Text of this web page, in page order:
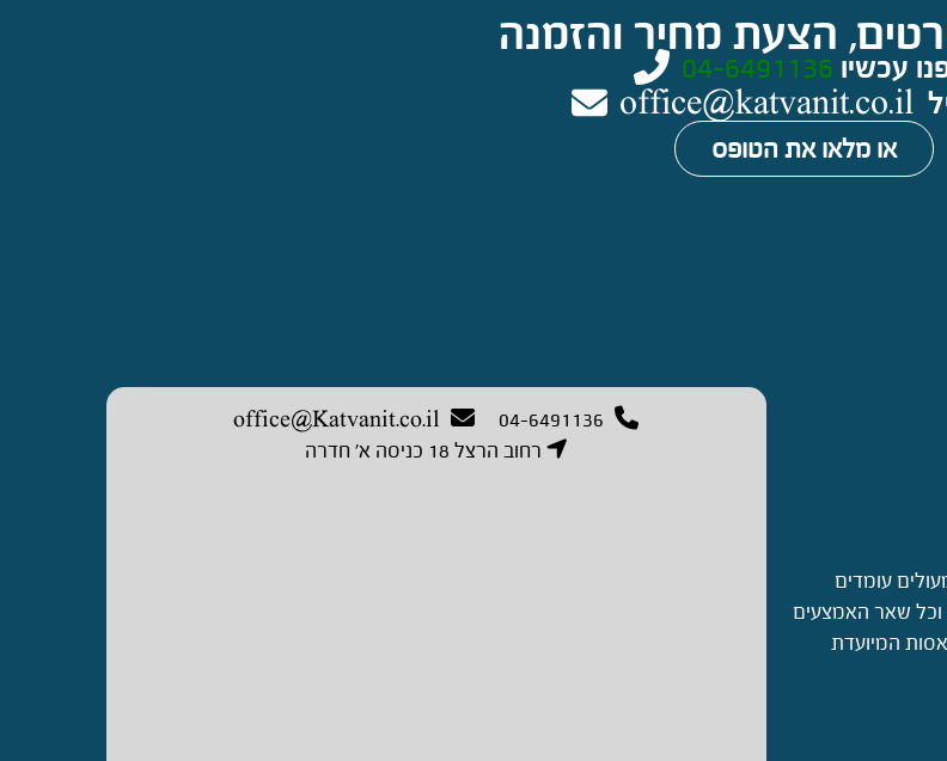
הצעת מחיר והזמנה
עכשיו 04-6491136
office@katvanit.co.il
או מלאו את הטופס
עומדים
וכל שאר האמצעים
המיועדת
04-6491136
office@Katvanit.co.il
רחוב הרצל 18 כניסה א’ חדרה